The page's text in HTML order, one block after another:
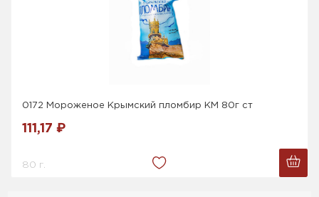
0172 Мороженое Крымский пломбир КМ 80г ст
111,17 ₽
80 г.